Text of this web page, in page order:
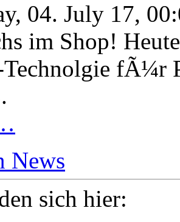
04. July 17,
im Shop!
fÃ¼r
News
sich hier: